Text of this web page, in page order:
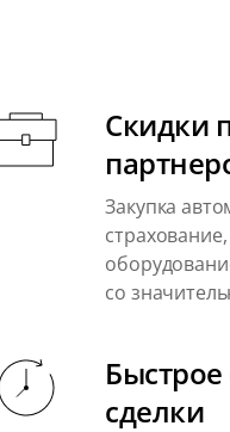
Скидки
Закупка
со
сделки